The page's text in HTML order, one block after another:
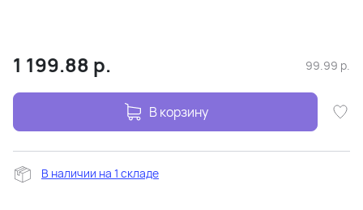
1 199.88 р. 99.99 р.
В корзину
В наличии на 1 складе